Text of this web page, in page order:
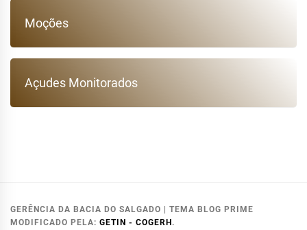
Moções
Açudes Monitorados
GERÊNCIA DA BACIA DO SALGADO
TEMA BLOG PRIME
MODIFICADO PELA: GETIN - COGERH .